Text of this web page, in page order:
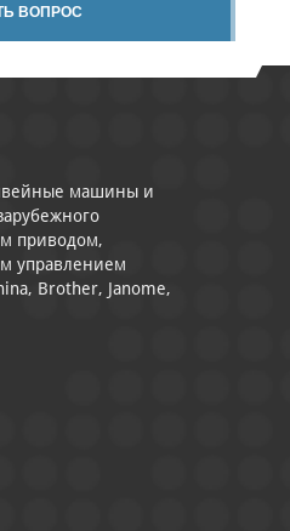
ВОПРОС
машины и
приводом,
управлением
Brother, Janome,